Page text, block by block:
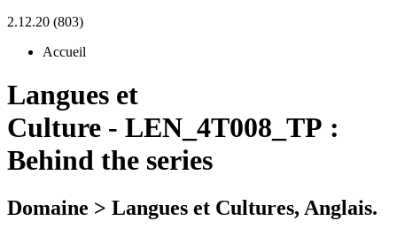
2.12.20 (803)
Accueil
Langues et
Culture - LEN_4T008_TP :
Behind the series
Domaine > Langues et Cultures, Anglais.